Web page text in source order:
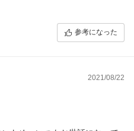
で、とろっとして甘みがあり
。
参考になった
2021/08/22